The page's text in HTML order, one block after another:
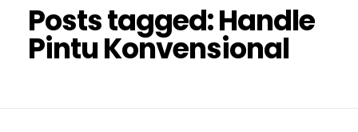
Posts tagged: Handle
Pintu Konvensional